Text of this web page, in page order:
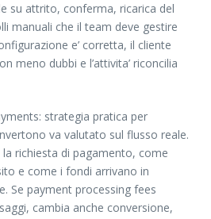
su attrito, conferma, ricarica del
manuali che il team deve gestire
e’ corretta, il cliente
meno dubbi e l’attivita’ riconcilia
strategia pratica per
va valutato sul flusso reale.
richiesta di pagamento, come
e come i fondi arrivano in
Se payment processing fees
cambia anche conversione,